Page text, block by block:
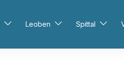
Leoben Spittal